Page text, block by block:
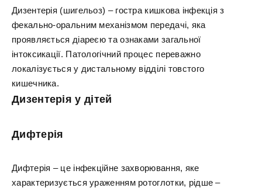
Дизентерія (шигельоз) – гостра кишкова інфекція з
фекально-оральним механізмом передачі, яка
проявляється діареєю та ознаками загальної
інтоксикації. Патологічний процес переважно
локалізується у дистальному відділі товстого
кишечника.
Дизентерія у дітей
Дифтерія
Дифтерія – це інфекційне захворювання, яке
характеризується ураженням ротоглотки, рідше –